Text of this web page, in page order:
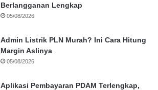
Berlangganan Lengkap
05/08/2026
Admin Listrik PLN Murah? Ini Cara Hitung
Margin Aslinya
05/08/2026
Aplikasi Pembayaran PDAM Terlengkap,